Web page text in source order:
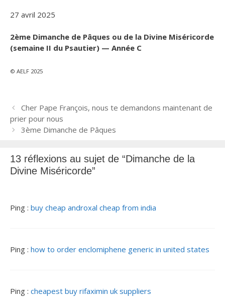
27 avril 2025
2ème Dimanche de Pâques ou de la Divine Miséricorde
(semaine II du Psautier) — Année C
© AELF 2025
N
a
v
a
t
n
a
c
Cher Pape François, nous te demandons maintenant de
prier pour nous
3ème Dimanche de Pâques
13 réflexions au sujet de “Dimanche de la
Divine Miséricorde”
Ping : buy cheap androxal cheap from india
Ping : how to order enclomiphene generic in united states
Ping : cheapest buy rifaximin uk suppliers